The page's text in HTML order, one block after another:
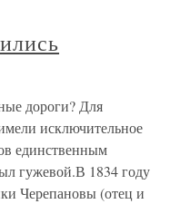
дороги? Для
исключительное
единственным
гужевой.В 1834 году
Черепановы (отец и